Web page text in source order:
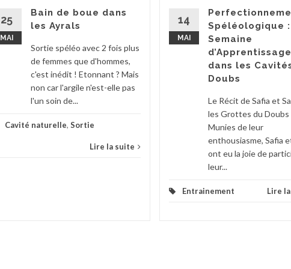
25
MAI
Bain de boue dans
les Ayrals
Sortie spéléo avec 2 fois plus
de femmes que d'hommes,
c'est inédit ! Etonnant ? Mais
non car l'argile n'est-elle pas
l'un soin de...
Cavité naturelle, Sortie
Lire la suite
14
MAI
Spéléologique :
Semaine
d’Apprentissage
dans les
Doubs
Le Récit de Safia et
les Grottes du Doubs
Munies de leur
enthousiasme, Safia
ont eu la joie de
leur...
Entrainement Lire